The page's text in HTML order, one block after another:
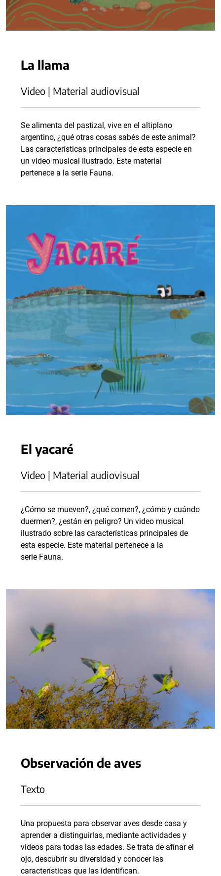
La llama
Video | Material audiovisual
Se alimenta del pastizal, vive en el altiplano
argentino, ¿qué otras cosas sabés de este animal?
Las características principales de esta especie en
un video musical ilustrado. Este material
pertenece a la serie Fauna.
El yacaré
Video | Material audiovisual
¿Cómo se mueven?, ¿qué comen?, ¿cómo y cuándo
duermen?, ¿están en peligro? Un video musical
ilustrado sobre las características principales de
esta especie. Este material pertenece a la
serie Fauna.
Observación de aves
Texto
Una propuesta para observar aves desde casa y
aprender a distinguirlas, mediante actividades y
videos para todas las edades. Se trata de afinar el
ojo, descubrir su diversidad y conocer las
características que las identifican.